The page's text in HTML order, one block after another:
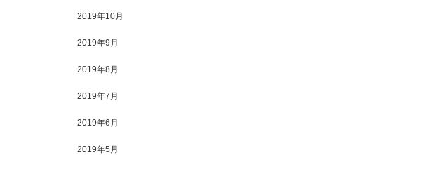
2019年10月
2019年9月
2019年8月
2019年7月
2019年6月
2019年5月